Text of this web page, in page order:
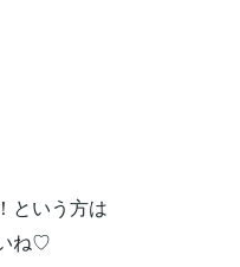
という方は
ね♡